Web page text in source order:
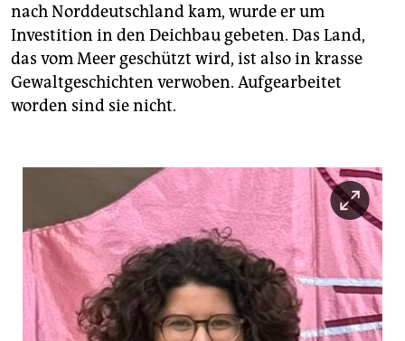
nach Norddeutschland kam, wurde er um
Investition in den Deichbau gebeten. Das Land,
das vom Meer geschützt wird, ist also in krasse
Gewaltgeschichten verwoben. Aufgearbeitet
worden sind sie nicht.